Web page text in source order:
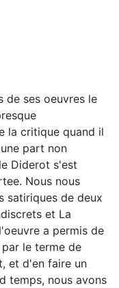
de ses oeuvres le
la critique quand il
part non
Diderot s'est
Nous nous
satiriques de deux
et La
a permis de
le terme de
et d'en faire un
temps, nous avons